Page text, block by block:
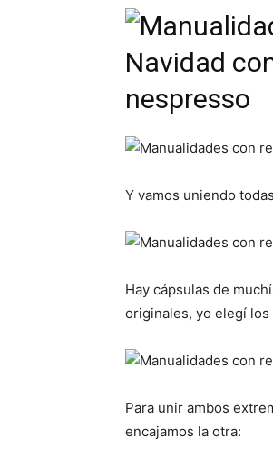
Y vamos uniendo
Hay cápsulas de
originales, yo elegí
Para unir ambos
encajamos la otra: